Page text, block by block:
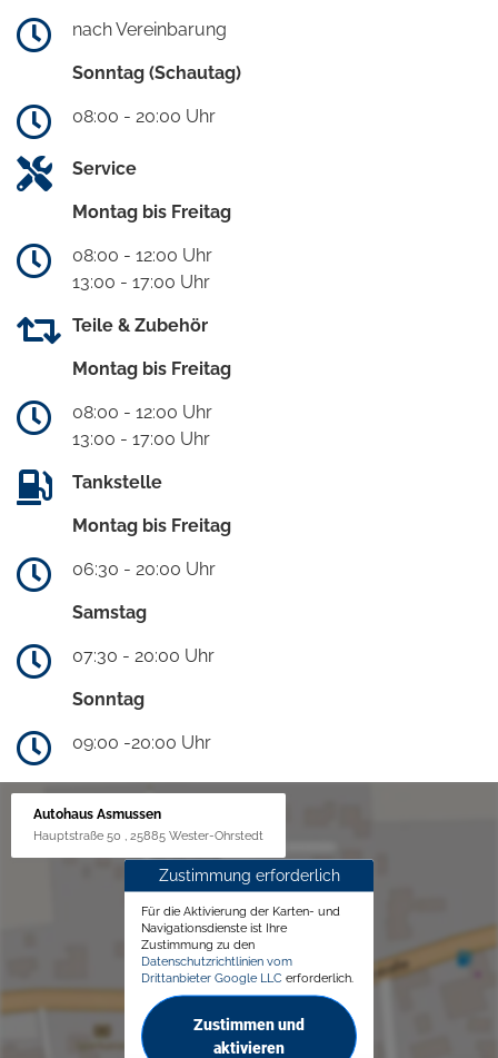
nach Vereinbarung
Sonntag (Schautag)
08:00 - 20:00 Uhr
Service
Montag bis Freitag
08:00 - 12:00 Uhr
13:00 - 17:00 Uhr
Teile & Zubehör
Montag bis Freitag
08:00 - 12:00 Uhr
13:00 - 17:00 Uhr
Tankstelle
Montag bis Freitag
06:30 - 20:00 Uhr
Samstag
07:30 - 20:00 Uhr
Sonntag
09:00 -20:00 Uhr
Autohaus Asmussen
Hauptstraße 50 , 25885 Wester-Ohrstedt
Zustimmung erforderlich
Für die Aktivierung der Karten- und
Navigationsdienste ist Ihre
Zustimmung zu den
Datenschutzrichtlinien vom
Drittanbieter Google LLC erforderlich.
Zustimmen und
aktivieren